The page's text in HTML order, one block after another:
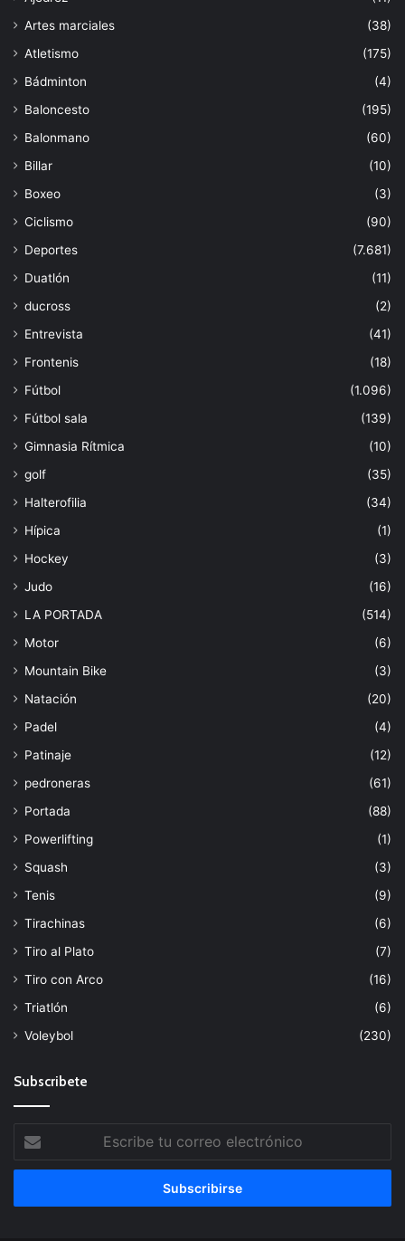
Artes marciales
(38)
Atletismo
(175)
Bádminton
(4)
Baloncesto
(195)
Balonmano
(60)
Billar
(10)
Boxeo
(3)
Ciclismo
(90)
Deportes
(7.681)
Duatlón
(11)
ducross
(2)
Entrevista
(41)
Frontenis
(18)
Fútbol
(1.096)
Fútbol sala
(139)
Gimnasia Rítmica
(10)
golf
(35)
Halterofilia
(34)
Hípica
(1)
Hockey
(3)
Judo
(16)
LA PORTADA
(514)
Motor
(6)
Mountain Bike
(3)
Natación
(20)
Padel
(4)
Patinaje
(12)
pedroneras
(61)
Portada
(88)
Powerlifting
(1)
Squash
(3)
Tenis
(9)
Tirachinas
(6)
Tiro al Plato
(7)
Tiro con Arco
(16)
Triatlón
(6)
Voleybol
(230)
Subscribete
tu
correo